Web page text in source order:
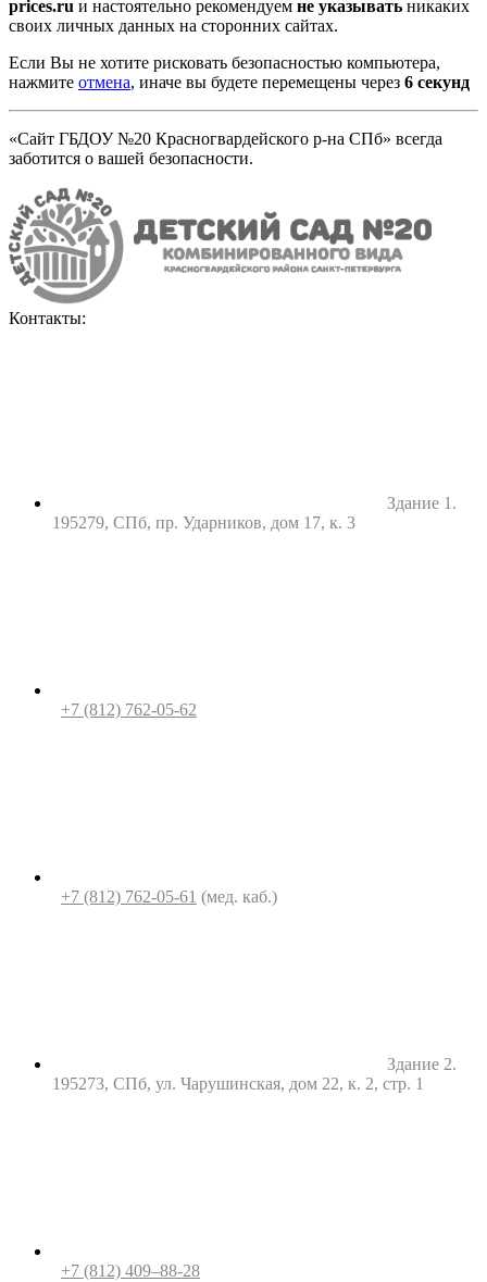
prices.ru и настоятельно рекомендуем не указывать никаких
своих личных данных на сторонних сайтах.
Если Вы не хотите рисковать безопасностью компьютера,
нажмите отмена, иначе вы будете перемещены через 5 секунд
«Сайт ГБДОУ №20 Красногвардейского р-на СПб» всегда
заботится о вашей безопасности.
Контакты:
Здание 1.
195279, СПб, пр. Ударников, дом 17, к. 3
+7 (812) 762-05-62
+7 (812) 762-05-61 (мед. каб.)
Здание 2.
195273, СПб, ул. Чарушинская, дом 22, к. 2, стр. 1
+7 (812) 409–88-28